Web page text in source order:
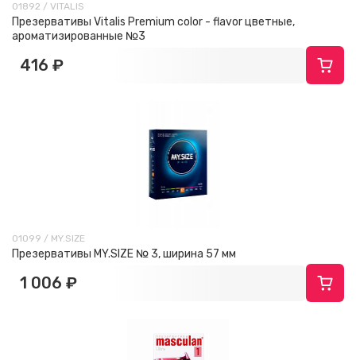
01892 / VITALIS
Презервативы Vitalis Premium color - flavor цветные,
ароматизированные №3
416 ₽
01099 / MY.SIZE
Презервативы MY.SIZE № 3, ширина 57 мм
1 006 ₽